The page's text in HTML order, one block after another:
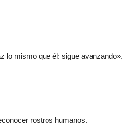
lo mismo que él: sigue avanzando».
rostros humanos.